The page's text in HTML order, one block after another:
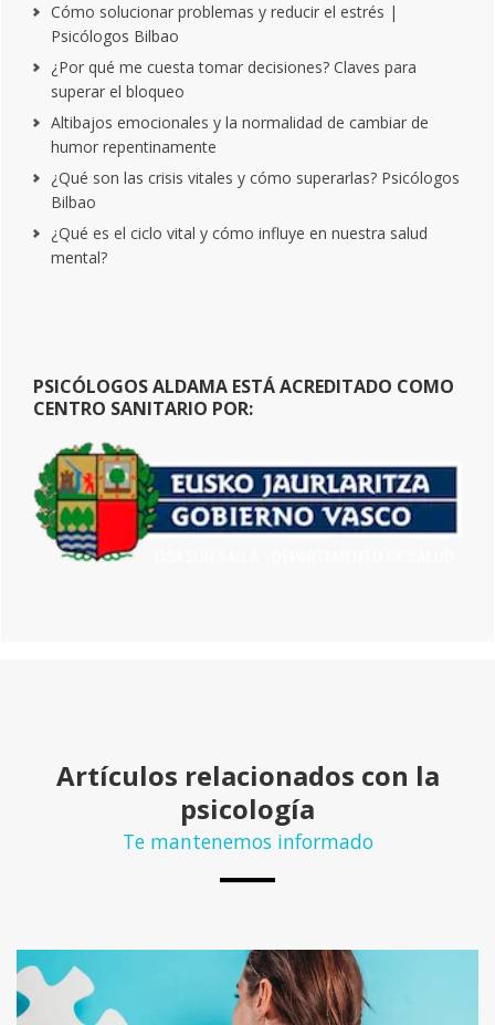
Cómo solucionar problemas y reducir el estrés |
Psicólogos Bilbao
¿Por qué me cuesta tomar decisiones? Claves para
superar el bloqueo
Altibajos emocionales y la normalidad de cambiar de
humor repentinamente
¿Qué son las crisis vitales y cómo superarlas? Psicólogos
Bilbao
¿Qué es el ciclo vital y cómo influye en nuestra salud
mental?
PSICÓLOGOS ALDAMA ESTÁ ACREDITADO COMO
CENTRO SANITARIO POR:
Artículos relacionados con la
psicología
Te mantenemos informado